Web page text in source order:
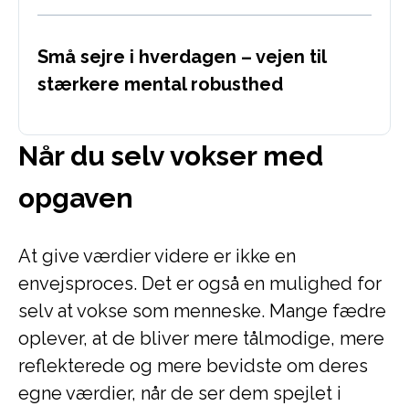
Små sejre i hverdagen – vejen til
stærkere mental robusthed
Når du selv vokser med
opgaven
At give værdier videre er ikke en
envejsproces. Det er også en mulighed for
selv at vokse som menneske. Mange fædre
oplever, at de bliver mere tålmodige, mere
reflekterede og mere bevidste om deres
egne værdier, når de ser dem spejlet i